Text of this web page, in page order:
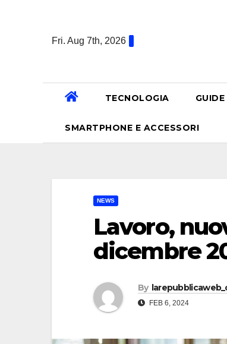
Fri. Aug 7th, 2026
TECNOLOGIA GUIDE
SMARTPHONE E ACCESSORI
NEWS
Lavoro,
dicembre
By
FEB 6, 2024